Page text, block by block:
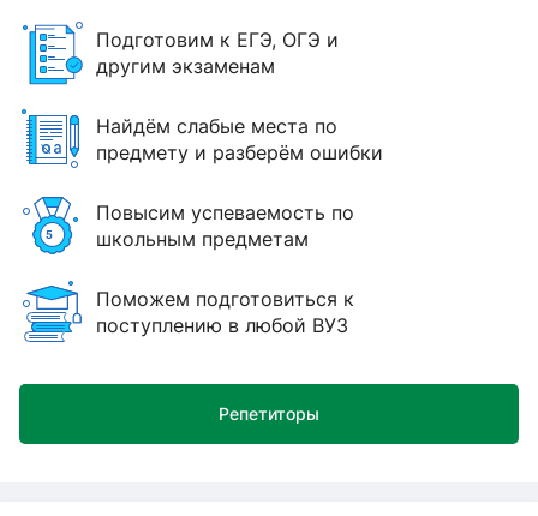
Подготовим к ЕГЭ, ОГЭ и
другим экзаменам
Найдём слабые места по
предмету и разберём ошибки
Повысим успеваемость по
школьным предметам
Поможем подготовиться к
поступлению в любой ВУЗ
Репетиторы